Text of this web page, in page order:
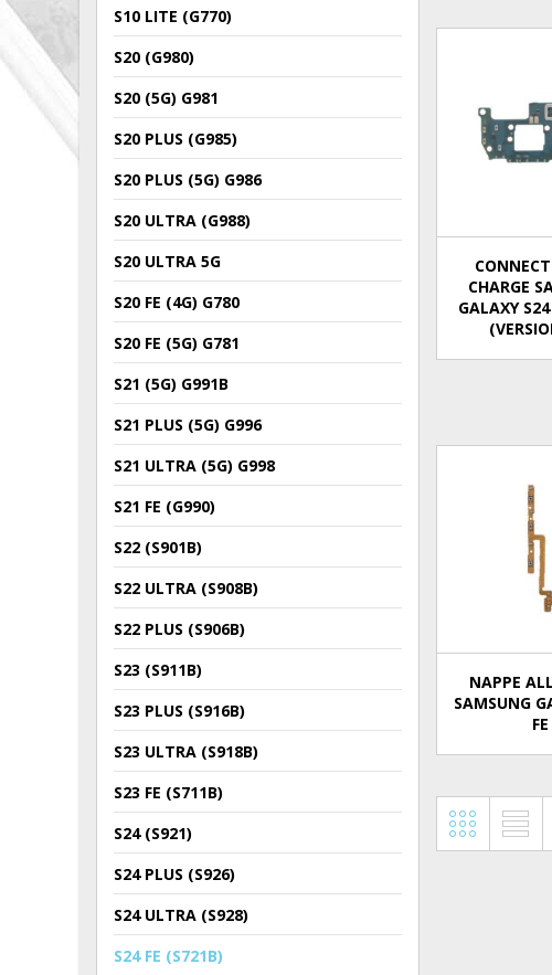
S10 LITE (G770)
S20 (G980)
S20 (5G) G981
S20 PLUS (G985)
S20 PLUS (5G) G986
S20 ULTRA (G988)
S20 ULTRA 5G
S20 FE (4G) G780
S20 FE (5G) G781
S21 (5G) G991B
S21 PLUS (5G) G996
S21 ULTRA (5G) G998
S21 FE (G990)
S22 (S901B)
S22 ULTRA (S908B)
S22 PLUS (S906B)
S23 (S911B)
S23 PLUS (S916B)
S23 ULTRA (S918B)
S23 FE (S711B)
S24 (S921)
S24 PLUS (S926)
S24 ULTRA (S928)
S24 FE (S721B)
CHARGE
GALAXY
NAPPE
SAMSUNG
FE